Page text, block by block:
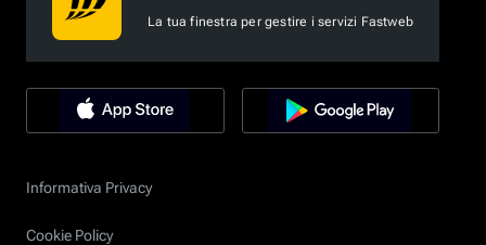
La tua finestra per gestire i servizi Fastweb
Informativa Privacy
Cookie Policy